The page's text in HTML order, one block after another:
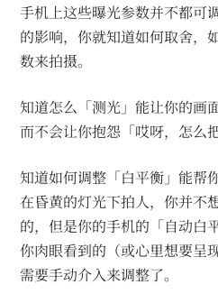
手机上这些曝光参数并不都可
的影响，你就知道如何取舍，
数来拍摄。
知道怎么「测光」能让你的画
而不会让你抱怨「哎呀，怎么
知道如何调整「白平衡」能帮
在昏黄的灯光下拍人，你并不
的，但是你的手机的「自动白
你肉眼看到的（或心里想要呈
需要手动介入来调整了。